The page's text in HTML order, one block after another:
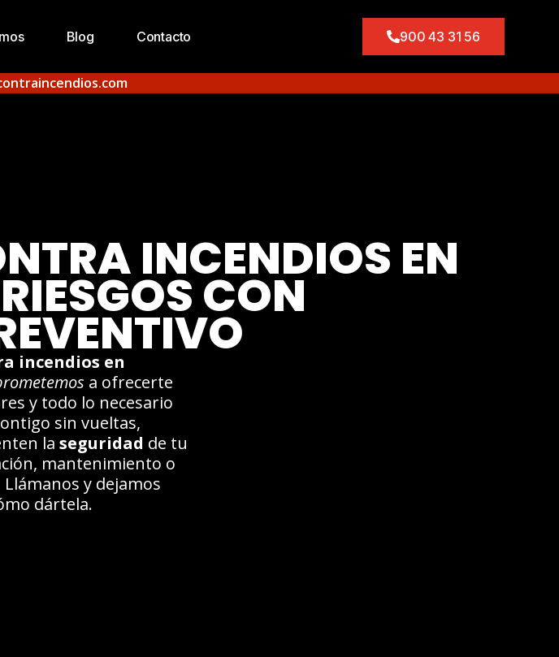
Blog Contacto 900 43 31 56
INCENDIOS EN
CON
incendios en
a ofrecerte
y todo lo necesario
sin vueltas,
la seguridad de tu
mantenimiento o
y dejamos
dártela.